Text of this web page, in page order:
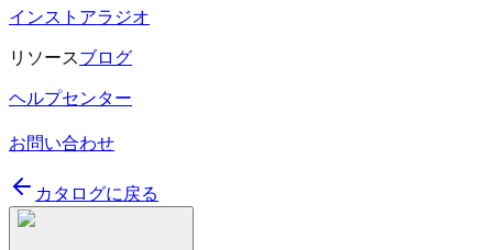
インストアラジオ
リソースブログ
ヘルプセンター
お問い合わせ
カタログに戻る